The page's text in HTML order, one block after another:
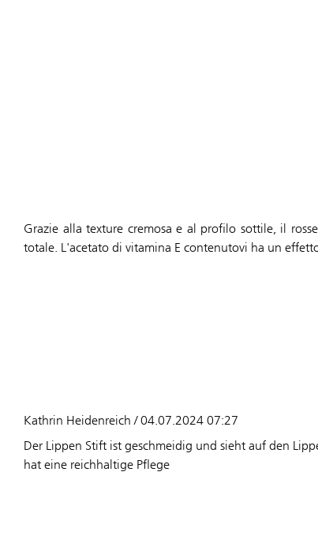
Grazie alla texture cremosa e al profilo sottile, il
totale. L'acetato di vitamina E contenutovi ha un
Kathrin Heidenreich / 04.07.2024 07:27
Der Lippen Stift ist geschmeidig und sieht auf den
hat eine reichhaltige Pflege